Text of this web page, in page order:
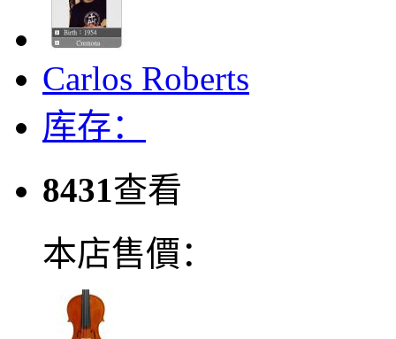
Carlos Roberts
库存：
8431查看
本店售價：